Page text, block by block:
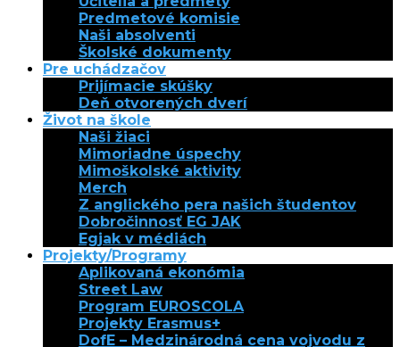
Predmetové komisie
Naši absolventi
Školské dokumenty
Pre uchádzačov
Prijímacie skúšky
Deň otvorených dverí
Život na škole
Naši žiaci
Mimoriadne úspechy
Mimoškolské aktivity
Merch
Z anglického pera našich študentov
Dobročinnosť EG JAK
Egjak v médiách
Projekty/Programy
Aplikovaná ekonómia
Street Law
Program EUROSCOLA
Projekty Erasmus+
DofE – Medzinárodná cena vojvodu z